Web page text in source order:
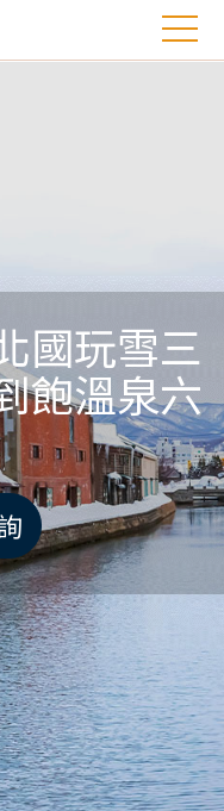
國玩雪三
飽溫泉六